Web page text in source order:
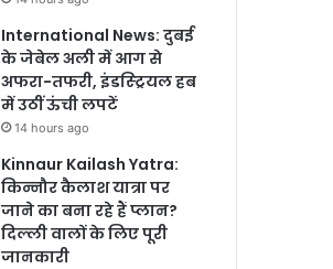
International News: दुबई
के जेबेल अली में आग से
अफरा-तफरी, इंडस्ट्रियल हब
में उठीं ऊंची लपटें
14 hours ago
Kinnaur Kailash Yatra:
किन्नौर कैलाश यात्रा पर
जाने का बना रहे हैं प्लान?
दिल्ली वालों के लिए पूरी
जानकारी